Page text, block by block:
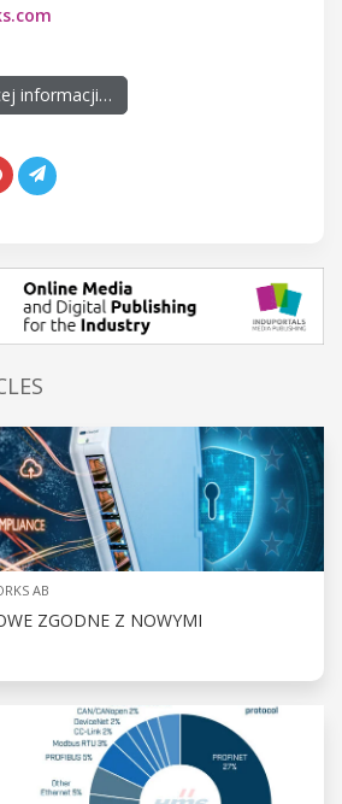
informacji…
AB
ZGODNE Z NOWYMI